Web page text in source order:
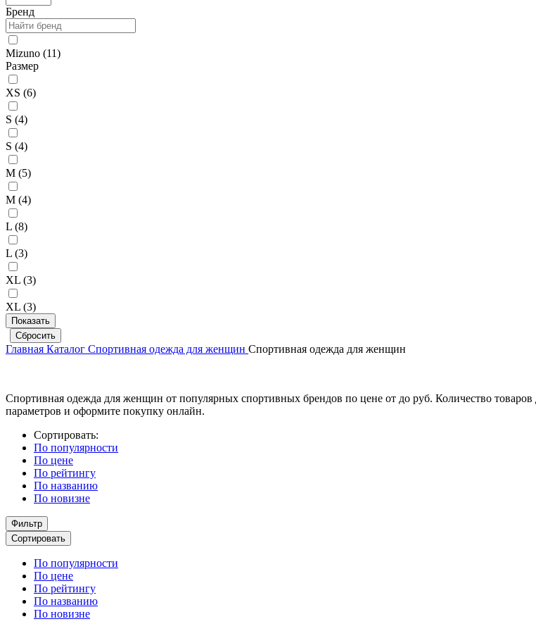
Бренд
Mizuno (11)
Размер
XS (6)
S (4)
S (4)
M (5)
M (4)
L (8)
L (3)
XL (3)
XL (3)
Главная Каталог Спортивная одежда для женщин Спортивная одежда для женщин
Спортивная одежда для женщин от популярных спортивных брендов по цене от до руб. Количество товаров
параметров и оформите покупку онлайн.
Сортировать:
По популярности
По цене
По рейтингу
По названию
По новизне
Фильтр
Сортировать
По популярности
По цене
По рейтингу
По названию
По новизне